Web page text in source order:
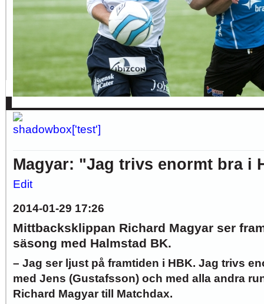
Hur länge orkar Swärdh?
Under en längre tid har kritiken mot Kalmar FFs...
Inte för att det kanske har så stor betydelse i...
Image:
Allsvenskan
Superettan Landslag Silly Season
Magyar: "Jag trivs enormt bra i
Edit
2014-01-29 17:26
Mittbacksklippan Richard Magyar ser
säsong med Halmstad BK.
– Jag ser ljust på framtiden i HBK. Jag trivs
med Jens (Gustafsson) och med alla andra
Richard Magyar till Matchdax.